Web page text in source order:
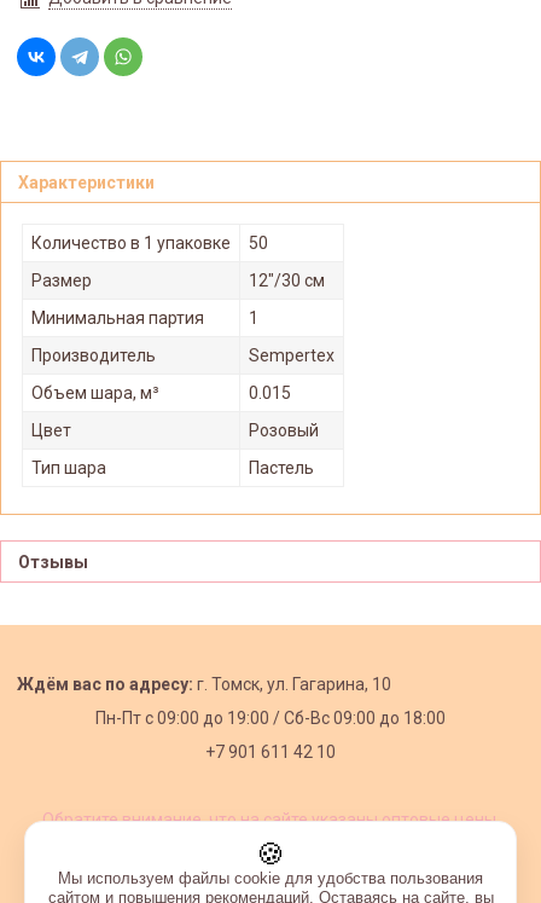
Характеристики
Количество в 1 упаковке
50
Размер
12"/30 см
Минимальная партия
1
Производитель
Sempertex
Объем шара, м³
0.015
Цвет
Розовый
Тип шара
Пастель
Отзывы
Ждём вас по адресу: г. Томск, ул. Гагарина, 10
Пн-Пт с09:00 до 19:00 /Сб-Вс 09:00 до 18:00
+7 901 611 42 10
Обратите внимание, что на сайте указаны оптовые цены,
🍪
Мы используем файлы cookie для удобства пользования
сайтом и повышения рекомендаций. Оставаясь на сайте, вы